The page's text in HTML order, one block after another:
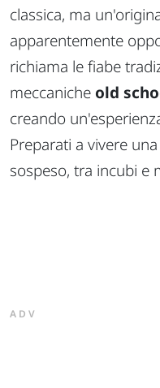
classica, ma
apparentemente
richiama le fiabe
meccaniche old
creando
Preparati a vivere
sospeso, tra incubi e
ADV